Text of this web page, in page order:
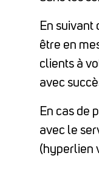
En suivant
être en
clients à
avec
En cas de
avec le
(hyperlien